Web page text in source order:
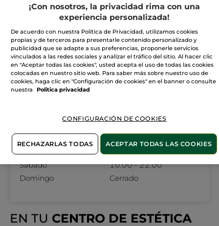
IR A LA TIENDA
871032503
Horario comercial
Viernes
10:00 - 22:00
Sábado
10:00 - 22:00
Domingo
Cerrado
EN TU CENTRO DE ESTÉTICA
¡Con nosotros, la privacidad rima con una
experiencia personalizada!
De acuerdo con nuestra Política de Privacidad, utilizamos cookies
propias y de terceros para presentarle contenido personalizado y
publicidad que se adapte a sus preferencias, proponerle servicios
vinculados a las redes sociales y analizar el tráfico del sitio. Al hacer clic
en "Aceptar todas las cookies", usted acepta el uso de todas las cookies
colocadas en nuestro sitio web. Para saber más sobre nuestro uso de
cookies, haga clic en "Configuración de cookies" en el banner o consulte
nuestra
Politica privacidad
CONFIGURACIÓN DE COOKIES
RECHAZARLAS TODAS ACEPTAR TODAS LAS COOKIES